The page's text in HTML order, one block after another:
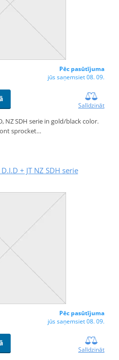
Pēc pasūtījuma
jūs saņemsiet 08. 09.
Salīdzināt
NZ SDH serie in gold/black color.
sprocket…
+ JT NZ SDH serie
Pēc pasūtījuma
jūs saņemsiet 08. 09.
Salīdzināt